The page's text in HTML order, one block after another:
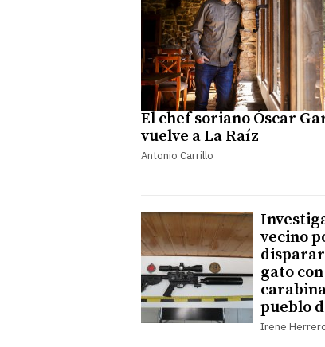
El chef soriano Óscar
vuelve a La Raíz
Antonio Carrillo
vecino
gato
pueblo
Irene